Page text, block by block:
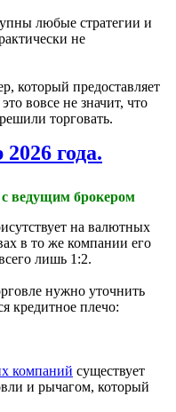
любые стратегии и
не
который предоставляет
вовсе не значит, что
торговать.
2026 года.
ведущим брокером
на валютных
в то же компании его
лишь 1:2.
нужно уточнить
кредитное плечо:
компаний существует
и рычагом, который